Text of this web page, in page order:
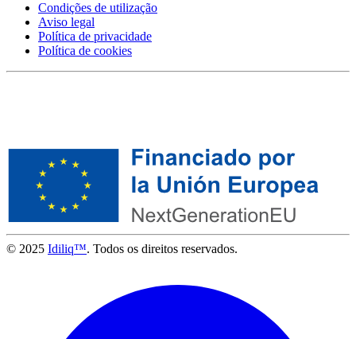
Condições de utilização
Aviso legal
Política de privacidade
Política de cookies
© 2025 Idiliq™. Todos os direitos reservados.